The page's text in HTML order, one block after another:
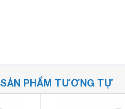
PHẨM TƯƠNG TỰ